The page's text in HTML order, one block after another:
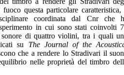
questa particolare caratteristica,
coordinata dal Cnr che
in cui sono stati coinvolti
di quattro violini, tra i quali
su The Journal of the
che a rendere lo Stradivari il
nelle proprietà del timbro